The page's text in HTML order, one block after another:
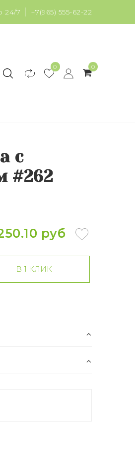
24/7 +7(965) 555-62-22
0 0
с
#262
руб
В 1 КЛИК